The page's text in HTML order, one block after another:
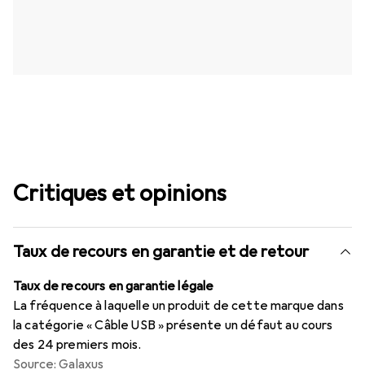
Critiques et opinions
Taux de recours en garantie et de retour
Taux de recours en garantie légale
La fréquence à laquelle un produit de cette marque dans
la catégorie « Câble USB » présente un défaut au cours
des 24 premiers mois.
Source: Galaxus